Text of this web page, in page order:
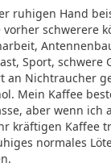
ruhigen Hand
schwerere
Sport, schwere
an Nichtraucher
Mein Kaffee
aber wenn ich
kräftigen Kaffee
normales